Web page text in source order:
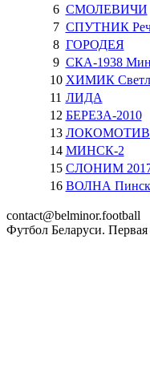
6 СМОЛЕВИЧИ
7 СПУТНИК
8 ГОРОДЕЯ
9 СКА-1938
10 ХИМИК
11 ЛИДА
12 БЕРЕЗА-2010
13 ЛОКОМОТИВ
14 МИНСК-2
15 СЛОНИМ
16 ВОЛНА Пинск
contact@belminor.football
Футбол Беларуси.